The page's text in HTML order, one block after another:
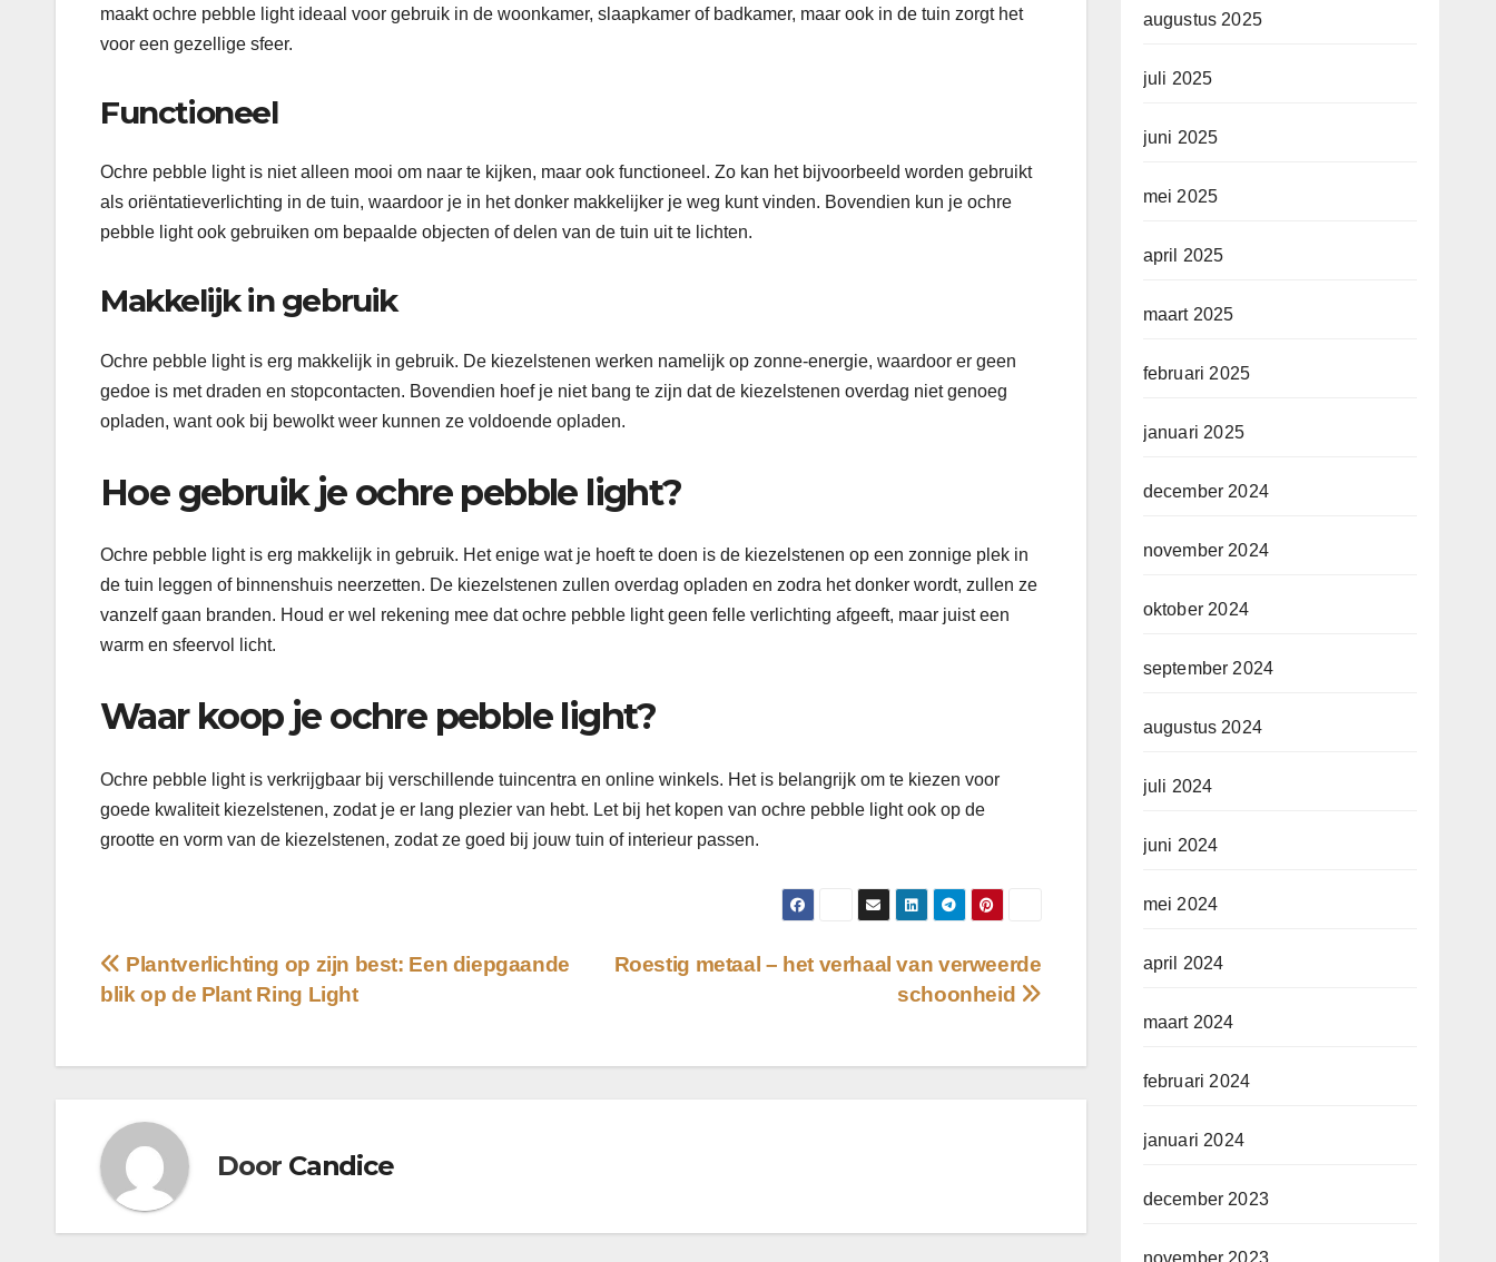
maakt ochre pebble light ideaal voor gebruik in de woonkamer, slaapkamer of badkamer, maar ook in de tuin zorgt het
voor een gezellige sfeer.
Functioneel
Ochre pebble light is niet alleen mooi om naar te kijken, maar ook functioneel. Zo kan het bijvoorbeeld worden gebruikt
als oriëntatieverlichting in de tuin, waardoor je in het donker makkelijker je weg kunt vinden. Bovendien kun je ochre
pebble light ook gebruiken om bepaalde objecten of delen van de tuin uit te lichten.
Makkelijk in gebruik
Ochre pebble light is erg makkelijk in gebruik. De kiezelstenen werken namelijk op zonne-energie, waardoor er geen
gedoe is met draden en stopcontacten. Bovendien hoef je niet bang te zijn dat de kiezelstenen overdag niet genoeg
opladen, want ook bij bewolkt weer kunnen ze voldoende opladen.
Hoe gebruik je ochre pebble light?
Ochre pebble light is erg makkelijk in gebruik. Het enige wat je hoeft te doen is de kiezelstenen op een zonnige plek in
de tuin leggen of binnenshuis neerzetten. De kiezelstenen zullen overdag opladen en zodra het donker wordt, zullen ze
vanzelf gaan branden. Houd er wel rekening mee dat ochre pebble light geen felle verlichting afgeeft, maar juist een
warm en sfeervol licht.
Waar koop je ochre pebble light?
Ochre pebble light is verkrijgbaar bij verschillende tuincentra en online winkels. Het is belangrijk om te kiezen voor
goede kwaliteit kiezelstenen, zodat je er lang plezier van hebt. Let bij het kopen van ochre pebble light ook op de
grootte en vorm van de kiezelstenen, zodat ze goed bij jouw tuin of interieur passen.
Bericht
navigatie
Roestig metaal – het verhaal van verweerde
schoonheid
Plantverlichting op zijn best: Een diepgaande
blik op de Plant Ring Light
Door Candice
augustus 2025
juli 2025
juni 2025
mei 2025
april 2025
maart 2025
februari 2025
januari 2025
december 2024
november 2024
oktober 2024
september 2024
augustus 2024
juli 2024
juni 2024
mei 2024
april 2024
maart 2024
februari 2024
januari 2024
december 2023
november 2023